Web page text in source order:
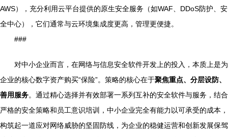
AWS），充分利用云平台提供的原生安全服务（如WAF、DDoS防护、安
全中心），它们通常与云环境集成度更高，管理更便捷。
###
对中小企业而言，在网络与信息安全软件开发上的投入，本质上是为
企业的核心数字资产购买“保险”。策略的核心在于聚焦重点、分层设防、
善用服务。通过精心选择并有效部署一系列互补的安全软件与服务，结合
严格的安全策略和员工意识培训，中小企业完全有能力以可承受的成本，
构筑起一道应对网络威胁的坚固防线，为企业的稳健运营和创新发展保驾